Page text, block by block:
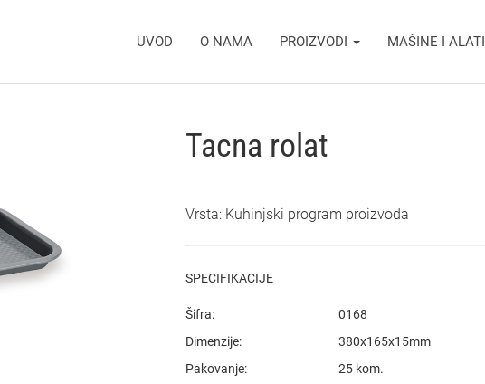
UVOD O NAMA PROIZVODI MAŠINE I ALATI
Tacna rolat
Vrsta: Kuhinjski program proizvoda
SPECIFIKACIJE
Šifra:
0168
Dimenzije:
380x165x15mm
Pakovanje:
25 kom.